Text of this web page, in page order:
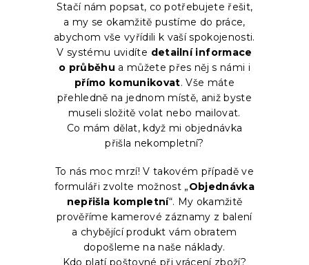
Stačí nám popsat, co potřebujete řešit,
a my se okamžitě pustíme do práce,
abychom vše vyřídili k vaší spokojenosti.
V systému uvidíte detailní informace
o průběhu a můžete přes něj s námi i
přímo komunikovat. Vše máte
přehledně na jednom místě, aniž byste
museli složitě volat nebo mailovat.
Co mám dělat, když mi objednávka
přišla nekompletní?
To nás moc mrzí! V takovém případě ve
formuláři zvolte možnost „Objednávka
nepřišla kompletní“. My okamžitě
prověříme kamerové záznamy z balení
a chybějící produkt vám obratem
dopošleme na naše náklady.
Kdo platí poštovné při vrácení zboží?